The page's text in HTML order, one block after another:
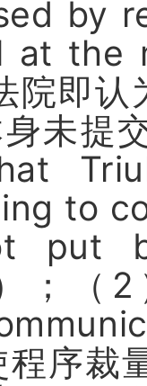
by
at the
院即认
未提
to
put
；（ 2
序裁